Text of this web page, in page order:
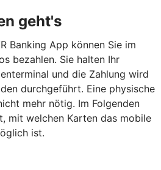
geht's
Banking App können Sie im
bezahlen. Sie halten Ihr
und die Zahlung wird
durchgeführt. Eine physische
mehr nötig. Im Folgenden
mit welchen Karten das mobile
ist.